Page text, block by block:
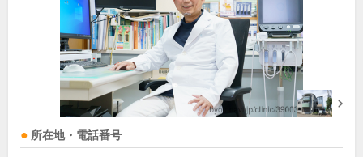
所在地・電話番号